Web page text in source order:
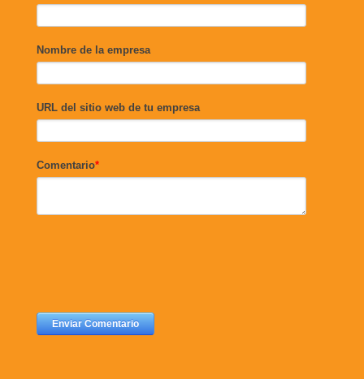
Nombre de la empresa
URL del sitio web de tu empresa
Comentario*